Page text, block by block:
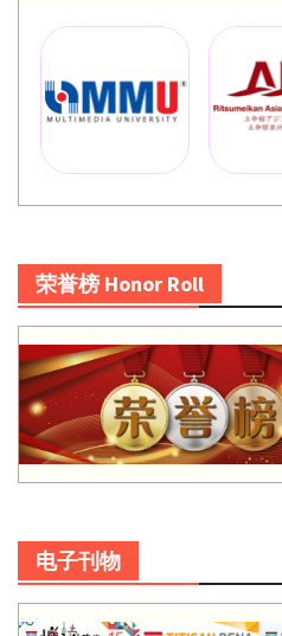
荣誉榜 Honor Roll
电子刊物